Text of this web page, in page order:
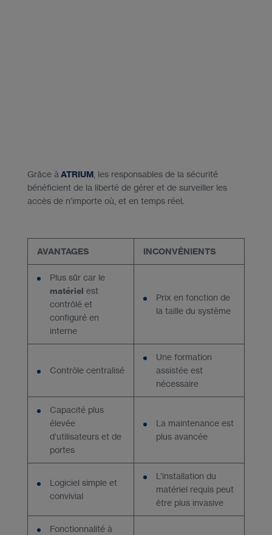
Grâce à ATRIUM , les responsables de la sécurité
bénéficient de la liberté de gérer et de surveiller les
accès de n’importe où, et en temps réel.
AVANTAGES INCONVÉNIENTS
Plus sûr car le
matériel est
contrôlé et
configuré en
interne
Prix en fonction de
la taille du système
Contrôle centralisé
Une formation
assistée est
nécessaire
Capacité plus
élevée
d’utilisateurs et de
portes
La maintenance est
plus avancée
Logiciel simple et
convivial
L’installation du
matériel requis peut
être plus invasive
Fonctionnalité à